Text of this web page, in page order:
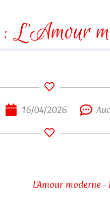
L’Amour
16/04/2026
L'Amour moderne